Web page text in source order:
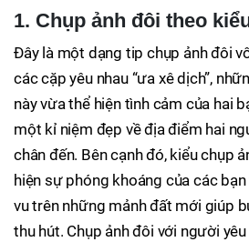
1. Chụp ảnh đôi theo
Đây là một dạng tip chụp ảnh đôi
các cặp yêu nhau “ưa xê dịch”,
này vừa thể hiện tình cảm của hai
một kỉ niệm đẹp về địa điểm hai
chân đến. Bên cạnh đó, kiểu chụp
hiện sự phóng khoáng của các
vu trên những mảnh đất mới giúp
thu hút. Chụp ảnh đôi với người